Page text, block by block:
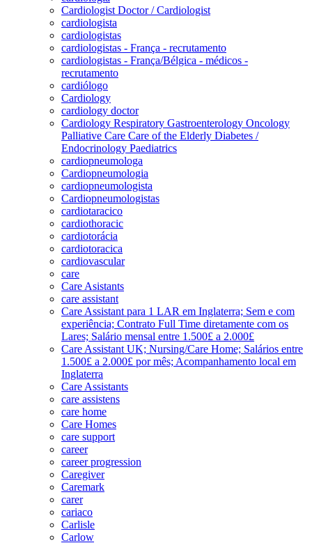
Cardiologist Doctor / Cardiologist
cardiologista
cardiologistas
cardiologistas - França - recrutamento
cardiologistas - França/Bélgica - médicos -
recrutamento
cardiólogo
Cardiology
cardiology doctor
Cardiology Respiratory Gastroenterology Oncology
Palliative Care Care of the Elderly Diabetes /
Endocrinology Paediatrics
cardiopneumologa
Cardiopneumologia
cardiopneumologista
Cardiopneumologistas
cardiotaracico
cardiothoracic
cardiotorácia
cardiotoracica
cardiovascular
care
Care Asistants
care assistant
Care Assistant para 1 LAR em Inglaterra; Sem e com
experiência; Contrato Full Time diretamente com os
Lares; Salário mensal entre 1.500£ a 2.000£
Care Assistant UK; Nursing/Care Home; Salários entre
1.500£ a 2.000£ por mês; Acompanhamento local em
Inglaterra
Care Assistants
care assistens
care home
Care Homes
care support
career
career progression
Caregiver
Caremark
carer
cariaco
Carlisle
Carlow